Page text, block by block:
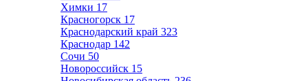
Химки 17
Красногорск 17
Краснодарский край 323
Краснодар 142
Сочи 50
Новороссийск 15